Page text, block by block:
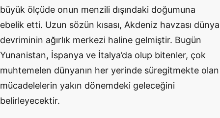
büyük ölçüde onun menzili dışındaki doğumuna
ebelik etti. Uzun sözün kısası, Akdeniz havzası dünya
devriminin ağırlık merkezi haline gelmiştir. Bugün
Yunanistan, İspanya ve İtalya’da olup bitenler, çok
muhtemelen dünyanın her yerinde süregitmekte olan
mücadelelerin yakın dönemdeki geleceğini
belirleyecektir.